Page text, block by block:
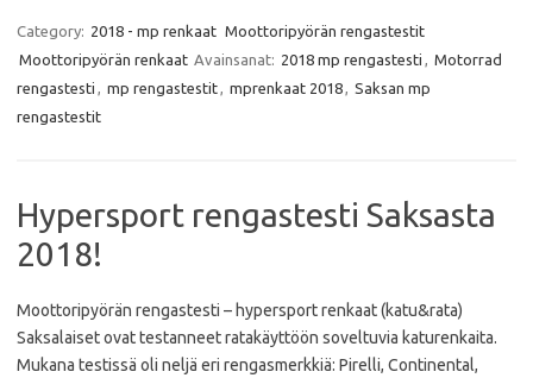
e
o
o
t
e
r
t
s
A
p
i
Category: 2018 - mp renkaat Moottoripyörän rengastestit
Moottoripyörän renkaat Avainsanat: 2018 mp rengastesti , Motorrad
rengastesti , mp rengastestit, mprenkaat 2018, Saksan mp
rengastestit
Hypersport rengastesti Saksasta
2018!
Moottoripyörän rengastesti – hypersport renkaat (katu&rata)
Saksalaiset ovat testanneet ratakäyttöön soveltuvia katurenkaita.
Mukana testissä oli neljä eri rengasmerkkiä: Pirelli, Continental,